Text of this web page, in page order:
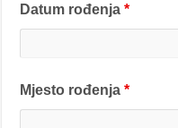
Datum rođenja*
Mjesto rođenja*